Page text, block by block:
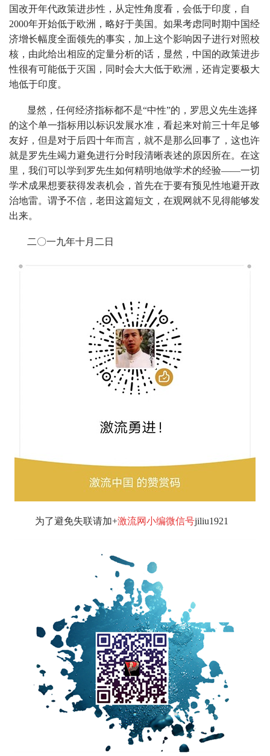
国改开年代政策进步性，从定性角度看，会低于印度，自
2000年开始低于欧洲，略好于美国。如果考虑同时期中国经
济增长幅度全面领先的事实，加上这个影响因子进行对照校
核，由此给出相应的定量分析的话，显然，中国的政策进步
性很有可能低于灭国，同时会大大低于欧洲，还肯定要极大
地低于印度。
显然，任何经济指标都不是“中性”的，罗思义先生选择
的这个单一指标用以标识发展水准，看起来对前三十年足够
友好，但是对于后四十年而言，就不是那么回事了，这也许
就是罗先生竭力避免进行分时段清晰表述的原因所在。在这
里，我们可以学到罗先生如何精明地做学术的经验——一切
学术成果想要获得发表机会，首先在于要有预见性地避开政
治地雷。谓予不信，老田这篇短文，在观网就不见得能够发
出来。
二〇一九年十月二日
为了避免失联请加+激流网小编微信号jiliu1921